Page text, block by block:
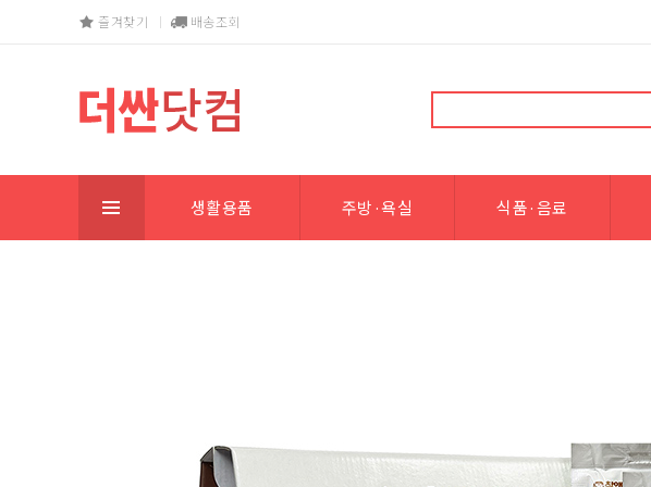
즐겨찾기 배송조회
생활용품 주방·욕실 식품·음료